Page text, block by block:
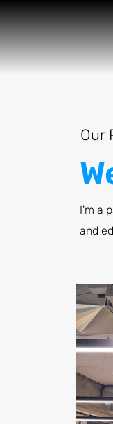
Our
I'm a
and